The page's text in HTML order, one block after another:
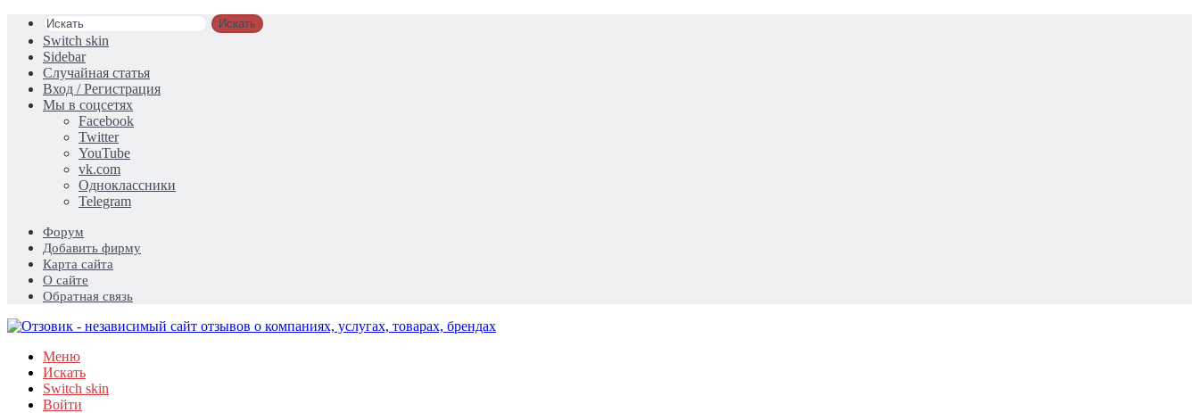
Искать
Switch skin
Sidebar
Случайная статья
Вход / Регистрация
Мы в соцсетях
Facebook
Twitter
YouTube
vk.com
Одноклассники
Telegram
Форум
Добавить фирму
Карта сайта
О сайте
Обратная связь
Меню
Искать
Switch skin
Войти